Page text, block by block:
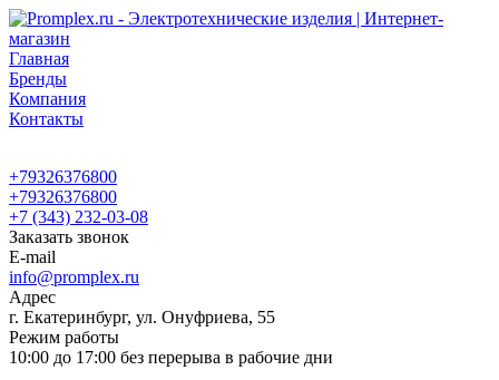
Главная
Бренды
Компания
Контакты
+79326376800
+79326376800
+7 (343) 232-03-08
Заказать звонок
E-mail
info@promplex.ru
Адрес
г. Екатеринбург, ул. Онуфриева, 55
Режим работы
10:00 до 17:00 без перерыва в рабочие дни